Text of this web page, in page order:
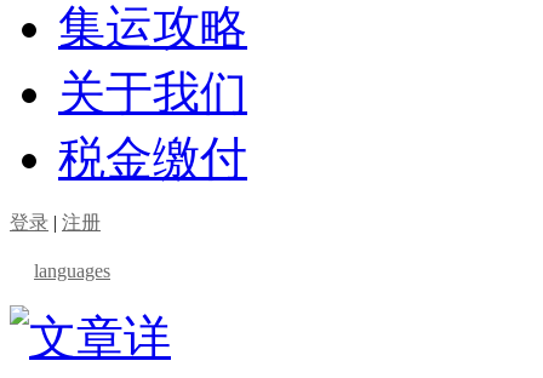
集运攻略
关于我们
税金缴付
登录 | 注册
languages